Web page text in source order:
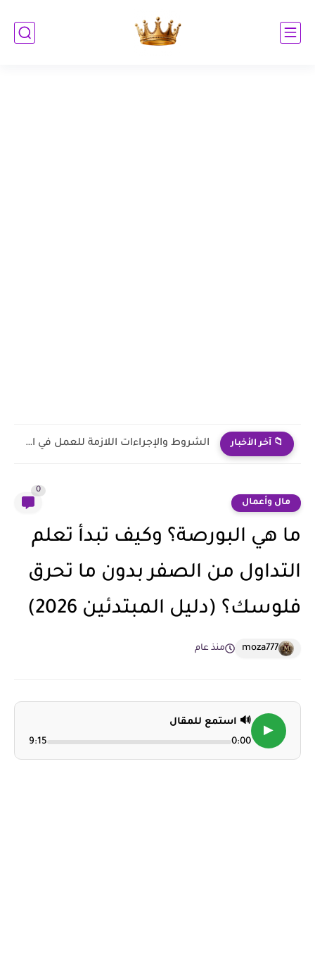
📁 آخر الأخبار كيف يمكنني السفر الي الامارات والبحث عن عمل هناك؟
مال وأعمال
0
ما هي البورصة؟ وكيف تبدأ تعلم
التداول من الصفر بدون ما تحرق
فلوسك؟ (دليل المبتدئين 2026)
moza777 منذ عام
▶
🔊 استمع للمقال
0:00
9:15